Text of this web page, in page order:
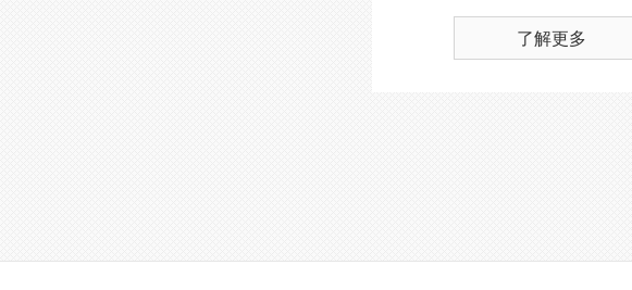
了解更多